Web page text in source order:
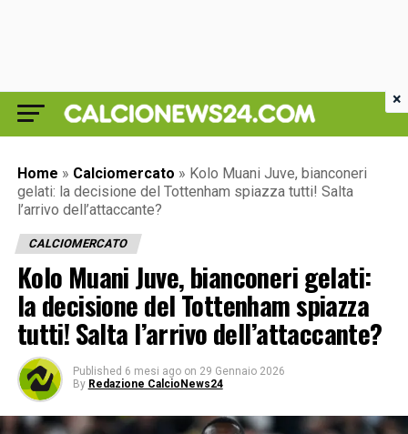
Home » Calciomercato » Kolo Muani Juve, bianconeri
gelati: la decisione del Tottenham spiazza tutti! Salta
l’arrivo dell’attaccante?
CALCIOMERCATO
Kolo Muani Juve, bianconeri gelati:
la decisione del Tottenham spiazza
tutti! Salta l’arrivo dell’attaccante?
Published 6 mesi ago on 29 Gennaio 2026
By Redazione CalcioNews24
×